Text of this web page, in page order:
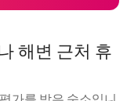
해변 근처 휴